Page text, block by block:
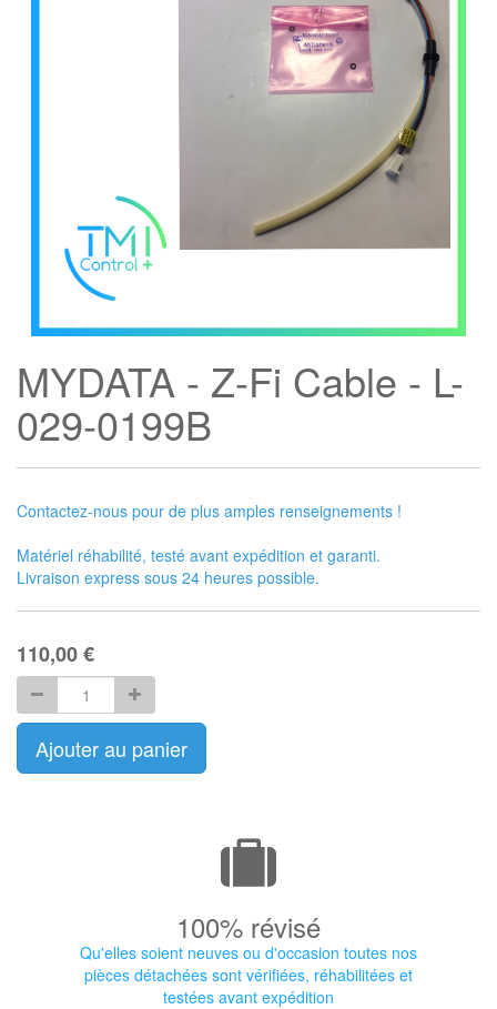
MYDATA - Z-Fi Cable - L-
029-0199B
Contactez-nous pour de plus amples renseignements !
Matériel réhabilité, testé avant expédition et garanti.
Livraison express sous 24 heures possible.
110,00€
Ajouter au panier
100% révisé
Qu'elles soient neuves ou d'occasion toutes nos
pièces détachées sont vérifiées, réhabilitées et
testées avant expédition